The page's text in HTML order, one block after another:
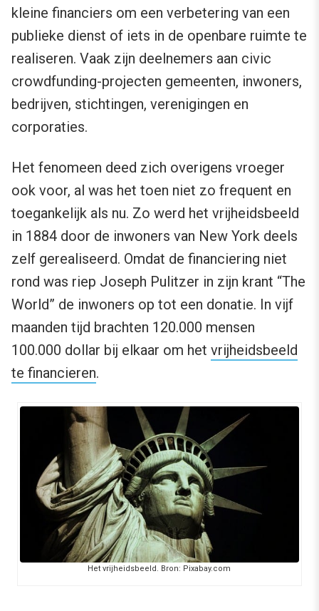
kleine financiers om een verbetering van een
publieke dienst of iets in de openbare ruimte te
realiseren. Vaak zijn deelnemers aan civic
crowdfunding-projecten gemeenten, inwoners,
bedrijven, stichtingen, verenigingen en
corporaties.
Het fenomeen deed zich overigens vroeger
ook voor, al was het toen niet zo frequent en
toegankelijk als nu. Zo werd het vrijheidsbeeld
in 1884 door de inwoners van New York deels
zelf gerealiseerd. Omdat de financiering niet
rond was riep Joseph Pulitzer in zijn krant “The
World” de inwoners op tot een donatie. In vijf
maanden tijd brachten 120.000 mensen
100.000 dollar bij elkaar om het vrijheidsbeeld
te financieren.
Het vrijheidsbeeld. Bron: Pixabay.com